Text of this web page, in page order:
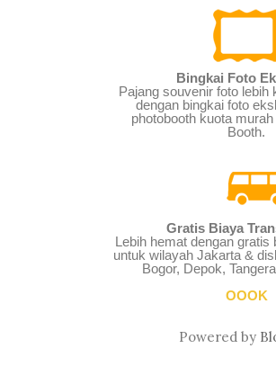
Bingkai Foto
Pajang souvenir foto lebih
dengan bingkai foto
photobooth kuota
Booth.
Gratis Biaya
Lebih hemat dengan gratis
untuk wilayah Jakarta &
Bogor, Depok,
OOOK
Powered by